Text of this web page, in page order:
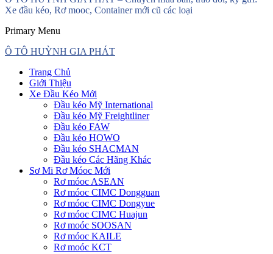
Xe đầu kéo, Rơ mooc, Container mới cũ các loại
Primary Menu
Ô TÔ HUỲNH GIA PHÁT
Trang Chủ
Giới Thiệu
Xe Đầu Kéo Mới
Đầu kéo Mỹ International
Đầu kéo Mỹ Freightliner
Đầu kéo FAW
Đầu kéo HOWO
Đầu kéo SHACMAN
Đầu kéo Các Hãng Khác
Sơ Mi Rơ Móoc Mới
Rơ móoc ASEAN
Rơ móoc CIMC Dongguan
Rơ móoc CIMC Dongyue
Rơ móoc CIMC Huajun
Rơ moóc SOOSAN
Rơ móoc KAILE
Rơ moóc KCT